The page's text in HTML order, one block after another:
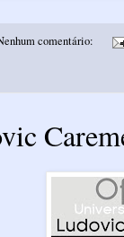
comentário: